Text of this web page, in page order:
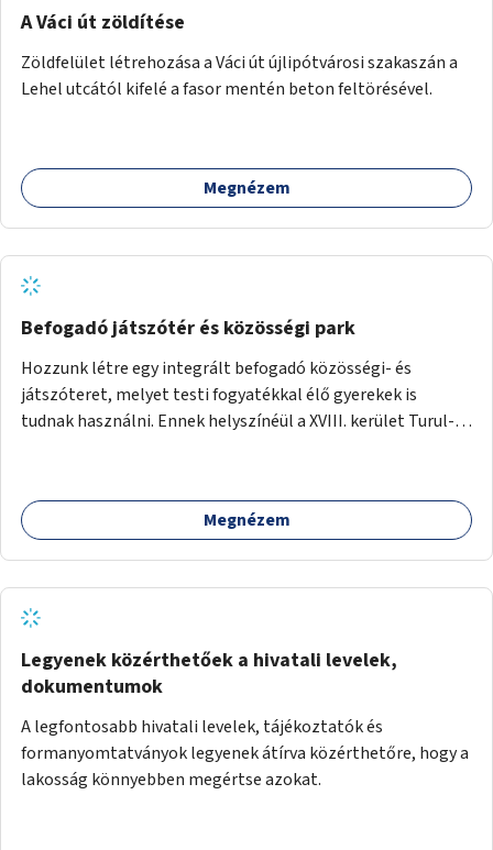
A Váci út zöldítése
Zöldfelület létrehozása a Váci út újlipótvárosi szakaszán a
Lehel utcától kifelé a fasor mentén beton feltörésével.
Megnézem
Befogadó játszótér és közösségi park
Hozzunk létre egy integrált befogadó közösségi- és
játszóteret, melyet testi fogyatékkal élő gyerekek is
tudnak használni. Ennek helyszínéül a XVIII. kerület Turul-
játszótér kialakítására.
Megnézem
Legyenek közérthetőek a hivatali levelek,
dokumentumok
A legfontosabb hivatali levelek, tájékoztatók és
formanyomtatványok legyenek átírva közérthetőre, hogy a
lakosság könnyebben megértse azokat.